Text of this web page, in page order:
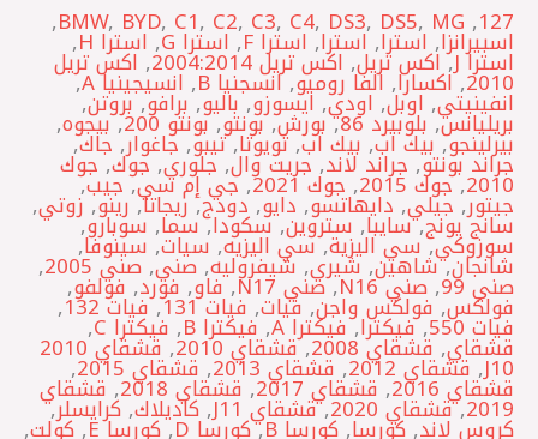
127
,
BMW, BYD, C1, C2, C3, C4, DS3, DS5, MG
,
اسبيرانزا,استرا,استرا,استرا F ,استرا G ,استرا H ,
استرا J,اكس تريل,اكس تريل 2004:2014 ,اكس تريل
2010
,اكسارا,الفا روميو,انسجنيا B ,انسيجينيا A ,
انفينيتي,اوبل,اودي,ايسوزو,باليو,برافو,بروتن,
بريليانس,بلوبيرد 86 ,بورش,بونتو,بونتو 200 ,بيجوه,
بيرلينجو,بيك اب, بيك اب,تويوتا,تيبو,جاغوار,جاك,
جراند بونتو,جراند لاند,جريت وال,جلوري,جوك,جوك
2010
,جوك 2015 ,جوك 2021 ,جي إم سي,جيب,
جيتور, جيلي,دايهاتسو, دايو,دودج,ريجاتا,رينو,زوتي,
سانج يونج,سايبا,ستروين,سكودا,سما,سوبارو,
سوزوكي,سي اليزية,سي اليزيه,سيات, سينوفا,
شانجان,شاهين,شيري,شيفروليه,صني,صني 2005 ,
صني 99 ,صني N16 ,صني N17 ,فاو,فورد,فولفو,
فولكس,فولكس واجن,فيات,فيات 131 ,فيات 132 ,
فيات 550 ,فيكترا,فيكترا A ,فيكترا B ,فيكترا C ,
قشقاي,قشقاي 2008 ,قشقاي 2010 , قشقاي 2010
J10
,قشقاي 2012 ,قشقاي 2013 ,قشقاي 2015 ,
قشقاي 2016 ,قشقاي 2017 ,قشقاي 2018 ,قشقاي
2019
,قشقاي 2020 ,قشقاي J11 ,كاديلاك,كرايسلر,
كروس لاند,كورسا,كورسا B ,كورسا D ,كورسا E ,كولت,
MD3
عماني
H*